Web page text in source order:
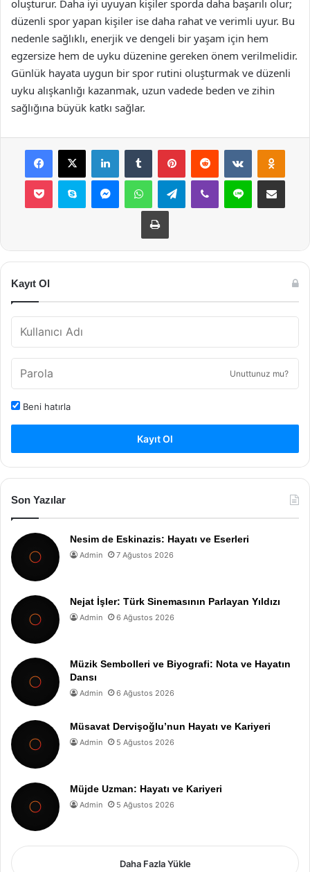
oluşturur. Daha iyi uyuyan kişiler sporda daha başarılı olur;
düzenli spor yapan kişiler ise daha rahat ve verimli uyur. Bu
nedenle sağlıklı, enerjik ve dengeli bir yaşam için hem
egzersize hem de uyku düzenine gereken önem verilmelidir.
Günlük hayata uygun bir spor rutini oluşturmak ve düzenli
uyku alışkanlığı kazanmak, uzun vadede beden ve zihin
sağlığına büyük katkı sağlar.
Facebook
X LinkedInTumblr PinterestReddit VKontakte
Pocket Skype MessengerWhatsAppTelegramViber Line E-Posta ile
Yazdır
Kayıt Ol
Unuttunuz mu?
Beni hatırla
Kayıt Ol
Son Yazılar
Nesim de Eskinazis: Hayatı ve Eserleri
Admin 7 Ağustos 2026
Nejat İşler: Türk Sinemasının Parlayan Yıldızı
Admin 6 Ağustos 2026
Müzik Sembolleri ve Biyografi: Nota ve Hayatın
Dansı
Admin 6 Ağustos 2026
Müsavat Dervişoğlu’nun Hayatı ve Kariyeri
Admin 5 Ağustos 2026
Müjde Uzman: Hayatı ve Kariyeri
Admin 5 Ağustos 2026
Daha Fazla Yükle